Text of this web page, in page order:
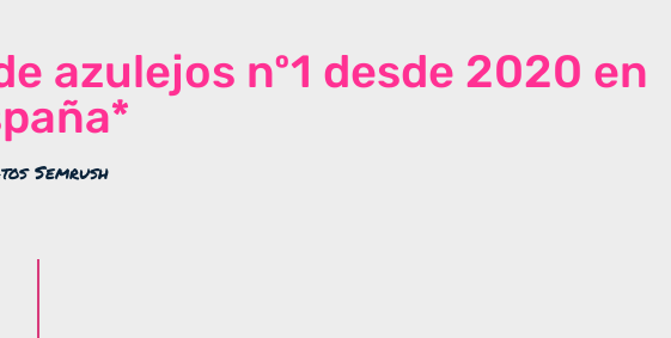
azulejos nº1 desde 2020 en
Semrush